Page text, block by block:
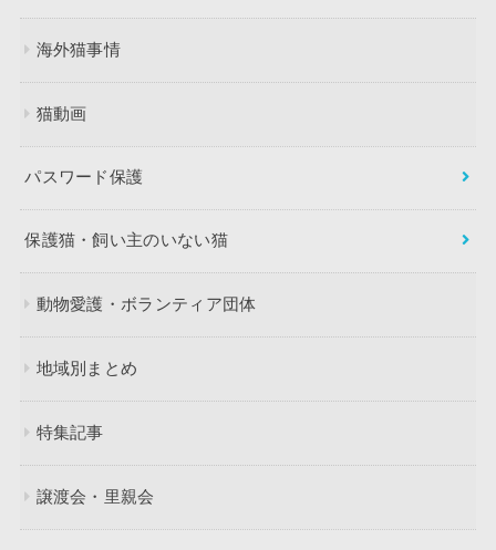
海外猫事情
猫動画
パスワード保護
保護猫・飼い主のいない猫
動物愛護・ボランティア団体
地域別まとめ
特集記事
譲渡会・里親会